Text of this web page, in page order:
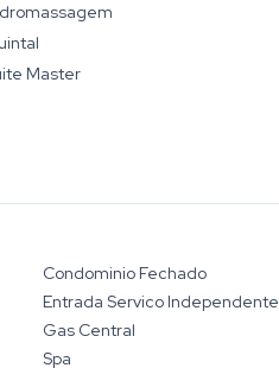
Master
Condominio Fechado
Entrada Servico Independente
Gas Central
Spa